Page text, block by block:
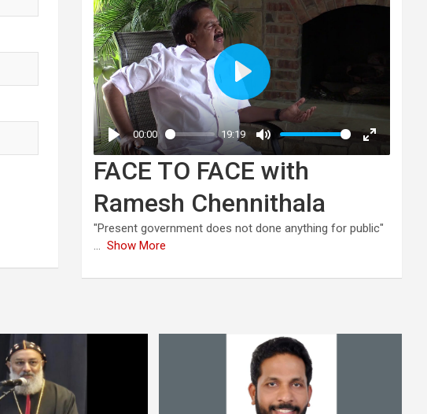
FACE TO FACE with
Ramesh Chennithala
"Present government does not done anything for public"
... Show More